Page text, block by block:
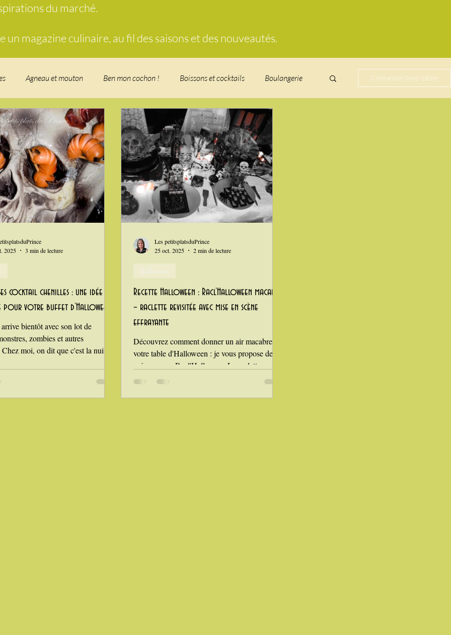
du marché.
un magazine culinaire, au fil des saisons et des nouveautés.
Agneau et mouton Ben mon cochon ! Boissons et cocktails Boulangerie
les recettes doudou Coquillages et crustacés Courges, cucurbitacées
Desserts - glaces - pâtisserie Finger food, snack Foire au vin
- Verrines Gâteau d'anniversaire Glaces, sorbets, desserts glacés
i Love Tomate ! Je mange au bureau : gamelle, bento
Connexion/Inscription
cocktail chenilles : une idée
votre buffet d’Halloween
bientôt avec son lot de
zombies et autres
moi, on dit que c'est la nuit où
j'organise le 31 octobre une
et je décore toute la
2025
3 min de lecture
Recette Halloween : Racl’Halloween macabre
– raclette revisitée avec mise en scène
effrayante
Découvrez comment donner un air macabre à
votre table d'Halloween : je vous propose de
préparer une Racl'Halloween La raclette vous
connaissez tous ... mais la raclette spéciale
invités avec cette présentation bien gore de
Halloween
Les petitsplatsduPrince
25 oct. 2025
2 min de lecture